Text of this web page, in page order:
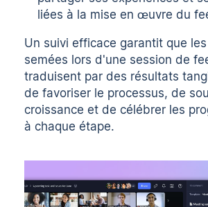
liées à la mise en œuvre du
Un suivi efficace garantit que
semées lors d'une session de
traduisent par des résultats
de favoriser le processus, de
croissance et de célébrer les
à chaque étape.